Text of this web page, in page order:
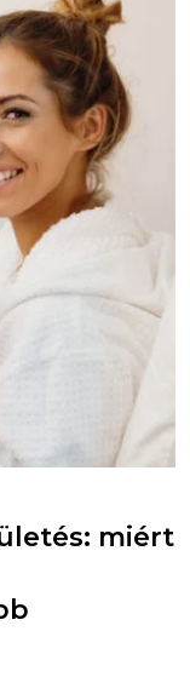
miért